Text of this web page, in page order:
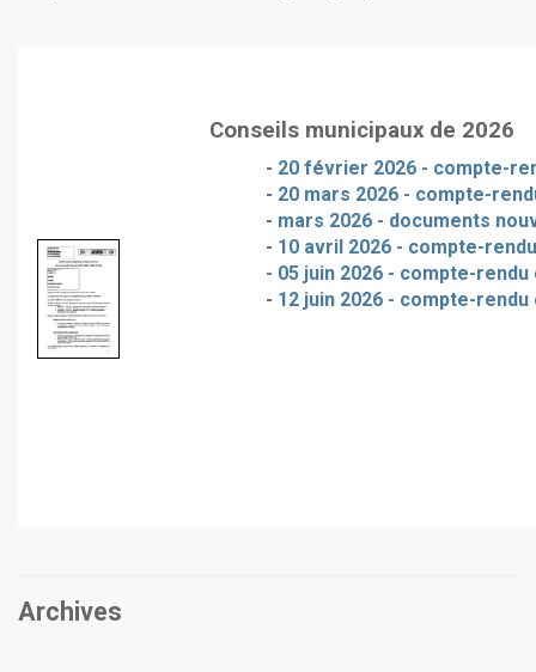
Conseils municipaux de 2026
- 20 février 2026 - compte-
- 20 mars 2026 - compte-
- mars 2026 - documents
- 10 avril 2026 - compte-
- 05 juin 2026 - compte-
- 12 juin 2026 - compte-
Archives